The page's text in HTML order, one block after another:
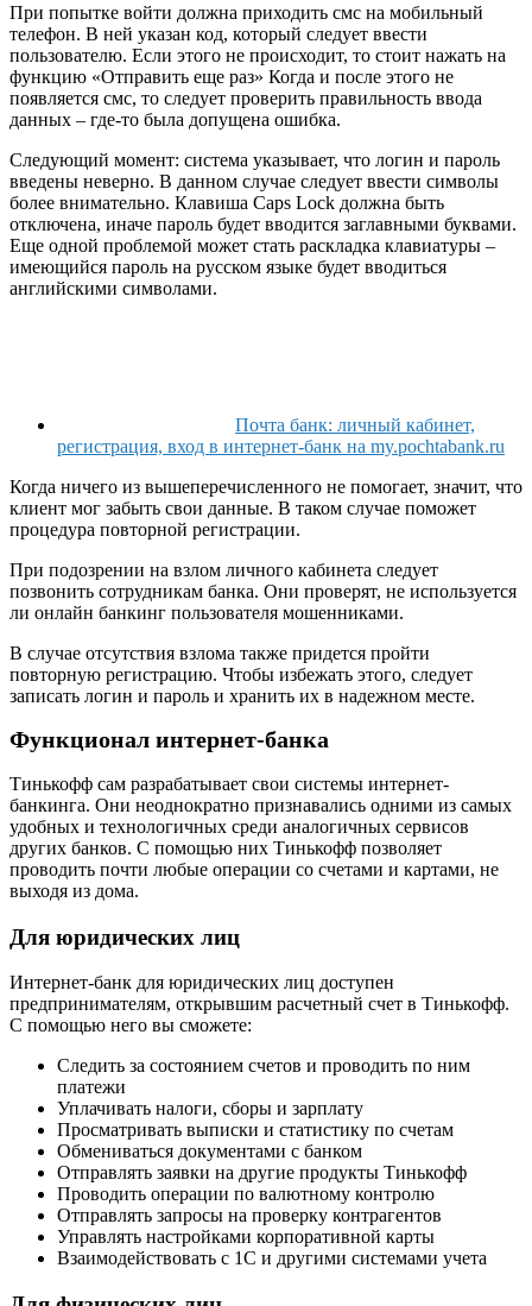
При попытке войти должна приходить смс на мобильный
телефон. В ней указан код, который следует ввести
пользователю. Если этого не происходит, то стоит нажать на
функцию «Отправить еще раз» Когда и после этого не
появляется смс, то следует проверить правильность ввода
данных – где-то была допущена ошибка.
Следующий момент: система указывает, что логин и пароль
введены неверно. В данном случае следует ввести символы
более внимательно. Клавиша Caps Lock должна быть
отключена, иначе пароль будет вводится заглавными буквами.
Еще одной проблемой может стать раскладка клавиатуры –
имеющийся пароль на русском языке будет вводиться
английскими символами.
Почта банк: личный кабинет,
регистрация, вход в интернет-банк на my.pochtabank.ru
Когда ничего из вышеперечисленного не помогает, значит, что
клиент мог забыть свои данные. В таком случае поможет
процедура повторной регистрации.
При подозрении на взлом личного кабинета следует
позвонить сотрудникам банка. Они проверят, не используется
ли онлайн банкинг пользователя мошенниками.
В случае отсутствия взлома также придется пройти
повторную регистрацию. Чтобы избежать этого, следует
записать логин и пароль и хранить их в надежном месте.
Функционал интернет-банка
Тинькофф сам разрабатывает свои системы интернет-
банкинга. Они неоднократно признавались одними из самых
удобных и технологичных среди аналогичных сервисов
других банков. С помощью них Тинькофф позволяет
проводить почти любые операции со счетами и картами, не
выходя из дома.
Для юридических лиц
Интернет-банк для юридических лиц доступен
предпринимателям, открывшим расчетный счет в Тинькофф.
С помощью него вы сможете:
Следить за состоянием счетов и проводить по ним
платежи
Уплачивать налоги, сборы и зарплату
Просматривать выписки и статистику по счетам
Обмениваться документами с банком
Отправлять заявки на другие продукты Тинькофф
Проводить операции по валютному контролю
Отправлять запросы на проверку контрагентов
Управлять настройками корпоративной карты
Взаимодействовать с 1С и другими системами учета